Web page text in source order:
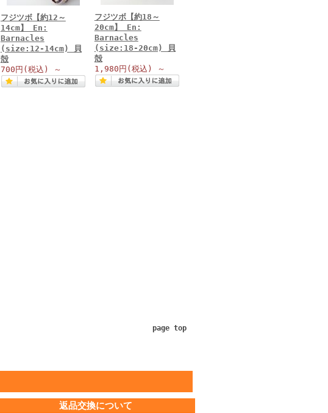
フジツボ【約12～
14cm】 En:
Barnacles
(size:12-14cm) 貝
殻
700円 (税込) ～
フジツボ【約18～
20cm】 En:
Barnacles
(size:18-20cm) 貝
殻
1,980円 (税込) ～
page top
返品交換について